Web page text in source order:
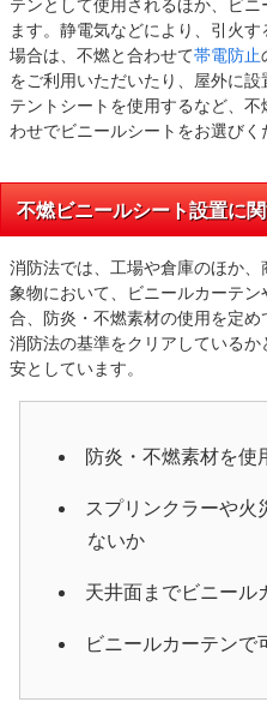
テンとして使用されるほか、ビ
ます。静電気などにより、引火
場合は、不燃と合わせて帯電防止
をご利用いただいたり、屋外に設
テントシートを使用するなど、
わせでビニールシートをお選びく
不燃ビニールシート設置に
消防法では、工場や倉庫のほか
象物において、ビニールカーテ
合、防炎・不燃素材の使用を定め
消防法の基準をクリアしている
安としています。
防炎・不燃素材を使
スプリンクラーや火
ないか
天井面までビニール
ビニールカーテンで